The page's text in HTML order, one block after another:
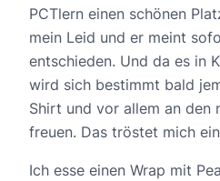
PCTlern einen schönen
mein Leid und er meint
entschieden. Und da es in
wird sich bestimmt bald
Shirt und vor allem an den
freuen. Das tröstet mich
Ich esse einen Wrap mit